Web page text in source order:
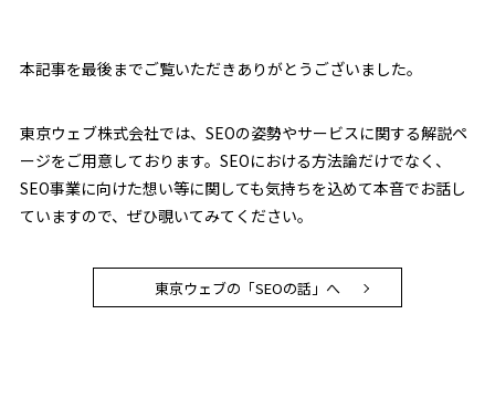
本記事を最後までご覧いただきありがとうございました。
東京ウェブ株式会社では、SEOの姿勢やサービスに関する解説ペ
ージをご用意しております。SEOにおける方法論だけでなく、
SEO事業に向けた想い等に関しても気持ちを込めて本音でお話し
ていますので、ぜひ覗いてみてください。
東京ウェブの「SEOの話」へ